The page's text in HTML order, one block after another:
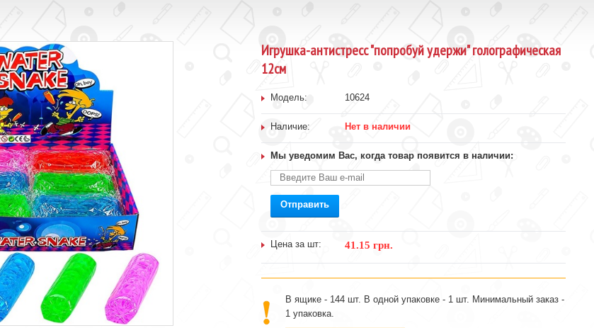
Игрушка-антистресс "попробуй удержи" голографическая
12см
Модель: 10624
Наличие: Нет в наличии
Мы уведомим Вас, когда товар появится в наличии:
Отправить
Цена за шт: 41.15 грн.
В ящике - 144 шт. В одной упаковке - 1 шт. Минимальный заказ -
1 упаковка.